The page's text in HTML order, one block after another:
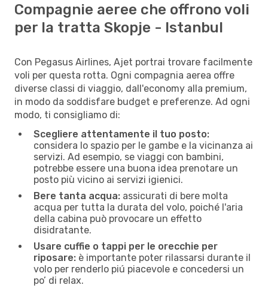
Compagnie aeree che offrono voli
per la tratta Skopje - Istanbul
Con Pegasus Airlines, Ajet portrai trovare facilmente
voli per questa rotta. Ogni compagnia aerea offre
diverse classi di viaggio, dall'economy alla premium,
in modo da soddisfare budget e preferenze. Ad ogni
modo, ti consigliamo di:
Scegliere attentamente il tuo posto:
considera lo spazio per le gambe e la vicinanza ai
servizi. Ad esempio, se viaggi con bambini,
potrebbe essere una buona idea prenotare un
posto più vicino ai servizi igienici.
Bere tanta acqua: assicurati di bere molta
acqua per tutta la durata del volo, poiché l'aria
della cabina può provocare un effetto
disidratante.
Usare cuffie o tappi per le orecchie per
riposare: è importante poter rilassarsi durante il
volo per renderlo piú piacevole e concedersi un
po’ di relax.